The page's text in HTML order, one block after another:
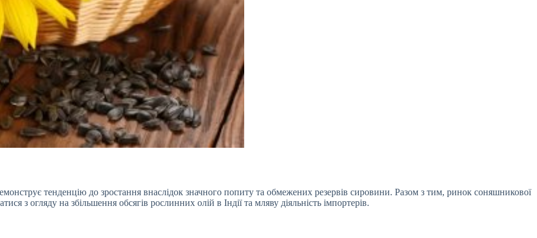
тенденцію до зростання внаслідок значного попиту та обмежених резервів сировини. Разом з тим, ринок соняшникової
з огляду на збільшення обсягів рослинних олій в Індії та мляву діяльність імпортерів.